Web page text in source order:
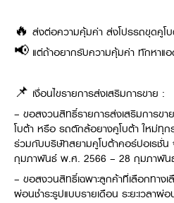
🔥 ส่งต่อความคุ้มค่า ส่งโปรรถขุดคูโบ
📢 แต่ถ้าอยากรับความคุ้มค่า ทักหาแ
📌 เงื่อนไขรายการส่งเสริมการขาย :
– ขอสงวนสิทธิ์รายการส่งเสริมการข
โบต้า หรือ รถตักล้อยางคูโบต้า ใหม่ทุ
ร่วมกับบริษัทสยามคูโบต้าคอร์ปอเรชั่น
กุมภาพันธ์ พ.ศ. 2566 – 28 กุมภาพั
– ขอสงวนสิทธิ์เฉพาะลูกค้าที่เลือกทาง
ผ่อนชำระรูปแบบรายเดือน ระยะเวลาผ่อ